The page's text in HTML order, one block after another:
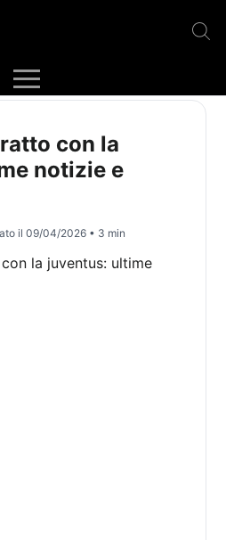
con la
notizie e
il09/04/2026 • 3 min